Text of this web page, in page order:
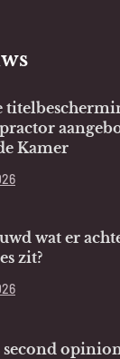
Kamer
wat er
zit?
second